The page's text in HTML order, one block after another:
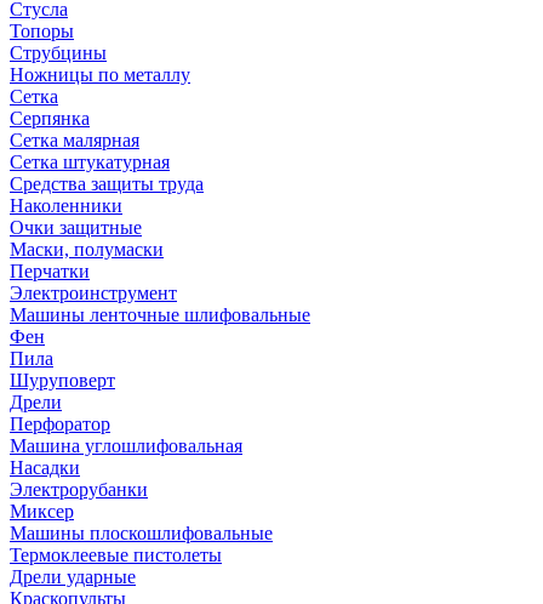
Стусла
Топоры
Струбцины
Ножницы по металлу
Сетка
Серпянка
Сетка малярная
Сетка штукатурная
Средства защиты труда
Наколенники
Очки защитные
Маски, полумаски
Перчатки
Электроинструмент
Машины ленточные шлифовальные
Фен
Пила
Шуруповерт
Дрели
Перфоратор
Машина углошлифовальная
Насадки
Электрорубанки
Миксер
Машины плоскошлифовальные
Термоклеевые пистолеты
Дрели ударные
Краскопульты